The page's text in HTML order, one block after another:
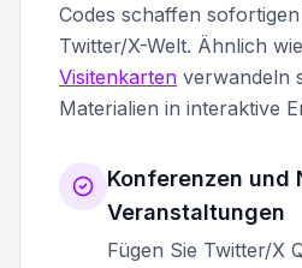
Codes schaffen
Twitter/X-Welt. Ähnlich wie
Visitenkarten verwandeln
Materialien in interaktive
Konferenzen und
Veranstaltungen
Fügen Sie Twitter/X